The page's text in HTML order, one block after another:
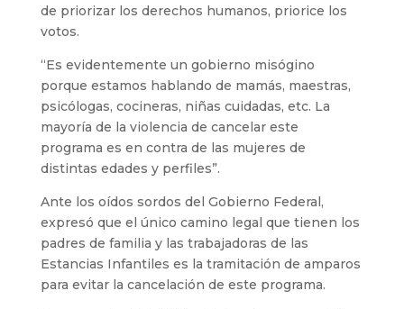
de priorizar los derechos humanos, priorice los
votos.
“Es evidentemente un gobierno misógino
porque estamos hablando de mamás, maestras,
psicólogas, cocineras, niñas cuidadas, etc. La
mayoría de la violencia de cancelar este
programa es en contra de las mujeres de
distintas edades y perfiles”.
Ante los oídos sordos del Gobierno Federal,
expresó que el único camino legal que tienen los
padres de familia y las trabajadoras de las
Estancias Infantiles es la tramitación de amparos
para evitar la cancelación de este programa.